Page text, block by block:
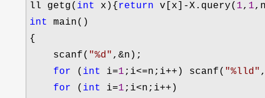
ll getg( int x){ return v[x]-X.query( 1, 1
int
main()
{
    scanf(
"%d" ,&n);
for ( int i=1 ;i<=n;i++) scanf( "%lld"
for ( int i=1 ;i<n;i++ )